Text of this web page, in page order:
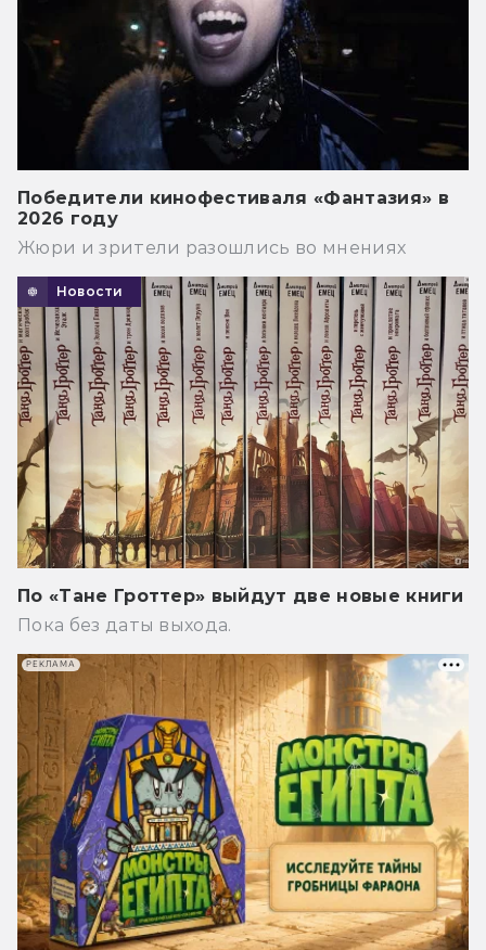
Победители кинофестиваля «Фантазия» в
2026 году
Жюри и зрители разошлись во мнениях
Новости
По «Тане Гроттер» выйдут две новые книги
Пока без даты выхода.
РЕКЛАМА